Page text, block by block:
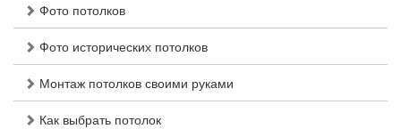
Фото потолков
Фото исторических потолков
Монтаж потолков своими руками
Как выбрать потолок